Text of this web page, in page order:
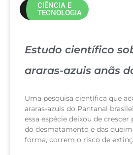
CIÊNCIA E
TECNOLOGIA
Estudo científico
araras-azuis anãs
Uma pesquisa científica que
araras-azuis do Pantanal
essa espécie deixou de crescer
do desmatamento e das
forma, correm o risco de